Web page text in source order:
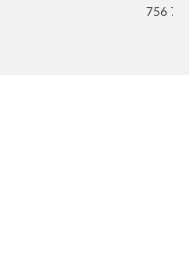
756 79